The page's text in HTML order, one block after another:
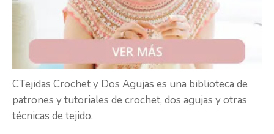
CTejidas Crochet y Dos Agujas es una biblioteca de
patrones y tutoriales de crochet, dos agujas y otras
técnicas de tejido.